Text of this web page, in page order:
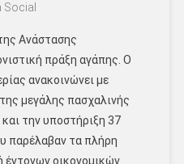
Social
Ανάστασης
πράξη αγάπης. Ο
ανακοινώνει με
μεγάλης πασχαλινής
την υποστήριξη 37
παρέλαβαν τα πλήρη
έντονων οικονομικών